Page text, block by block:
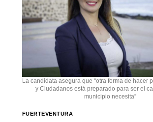
La candidata asegura que “otra forma de hacer
y Ciudadanos está preparado para ser el
municipio necesita”
FUERTEVENTURA